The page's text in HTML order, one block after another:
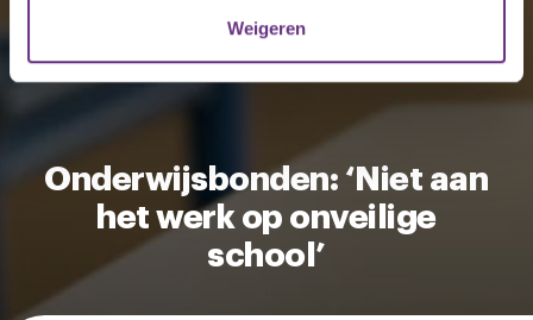
verzameld op basis van uw gebruik van hun services.
U kunt uw toestemming op elk moment wijzigen of
het ronde cookie-instellingenicoontje linksonder op de
Weigeren
Onderwijsbonden: ‘Niet aan
het werk op onveilige
school’